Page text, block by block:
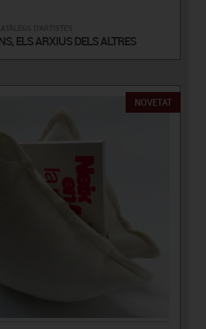
ELS ARXIUS DELS ALTRES
NOVETAT